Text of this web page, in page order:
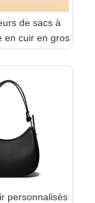
de sacs à
en cuir en gros
personnalisés